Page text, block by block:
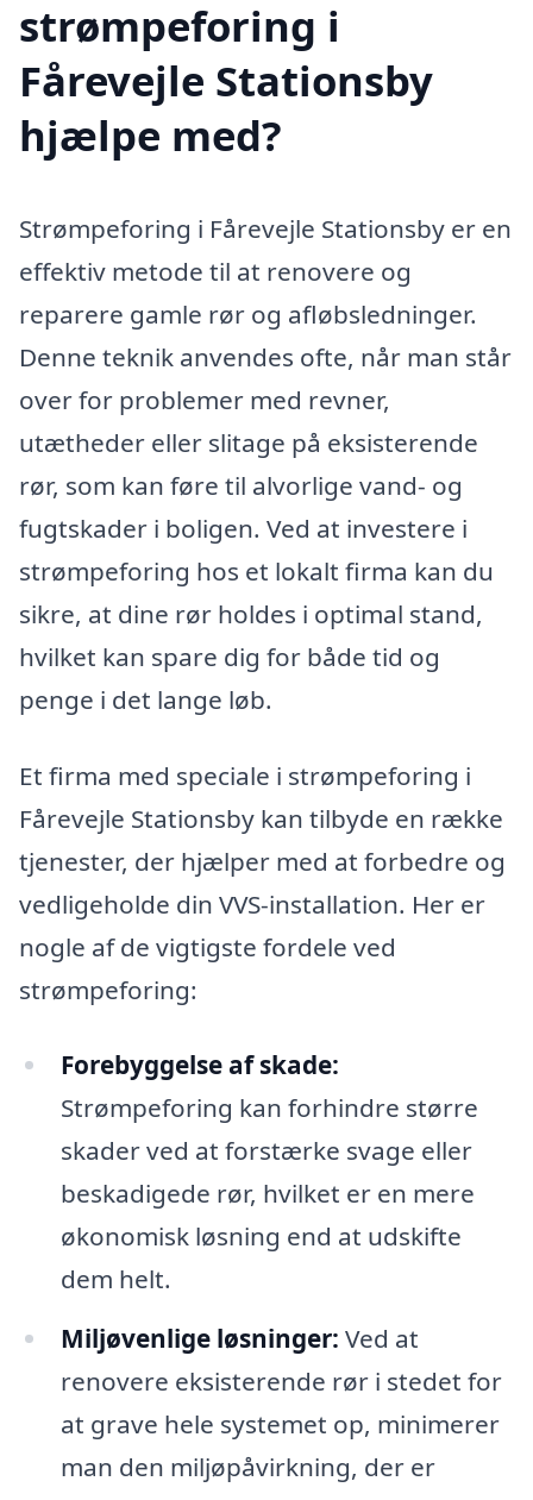
strømpeforing i
Fårevejle Stationsby
hjælpe med?
Strømpeforing i Fårevejle Stationsby er en
effektiv metode til at renovere og
reparere gamle rør og afløbsledninger.
Denne teknik anvendes ofte, når man står
over for problemer med revner,
utætheder eller slitage på eksisterende
rør, som kan føre til alvorlige vand- og
fugtskader i boligen. Ved at investere i
strømpeforing hos et lokalt firma kan du
sikre, at dine rør holdes i optimal stand,
hvilket kan spare dig for både tid og
penge i det lange løb.
Et firma med speciale i strømpeforing i
Fårevejle Stationsby kan tilbyde en række
tjenester, der hjælper med at forbedre og
vedligeholde din VVS-installation. Her er
nogle af de vigtigste fordele ved
strømpeforing:
Forebyggelse af skade:
Strømpeforing kan forhindre større
skader ved at forstærke svage eller
beskadigede rør, hvilket er en mere
økonomisk løsning end at udskifte
dem helt.
Miljøvenlige løsninger: Ved at
renovere eksisterende rør i stedet for
at grave hele systemet op, minimerer
man den miljøpåvirkning, der er